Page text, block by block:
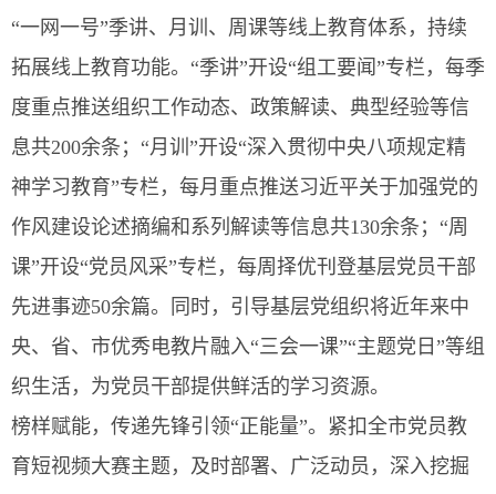
“一网一号”季讲、月训、周课等线上教育体系，持续
拓展线上教育功能。“季讲”开设“组工要闻”专栏，每季
度重点推送组织工作动态、政策解读、典型经验等信
息共200余条；“月训”开设“深入贯彻中央八项规定精
神学习教育”专栏，每月重点推送习近平关于加强党的
作风建设论述摘编和系列解读等信息共130余条；“周
课”开设“党员风采”专栏，每周择优刊登基层党员干部
先进事迹50余篇。同时，引导基层党组织将近年来中
央、省、市优秀电教片融入“三会一课”“主题党日”等组
织生活，为党员干部提供鲜活的学习资源。
榜样赋能，传递先锋引领“正能量”。紧扣全市党员教
育短视频大赛主题，及时部署、广泛动员，深入挖掘